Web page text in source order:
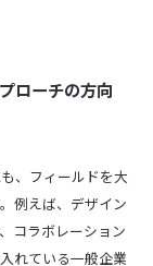
ローチの方向
、フィールドを大
例えば、デザイン
コラボレーション
れている一般企業